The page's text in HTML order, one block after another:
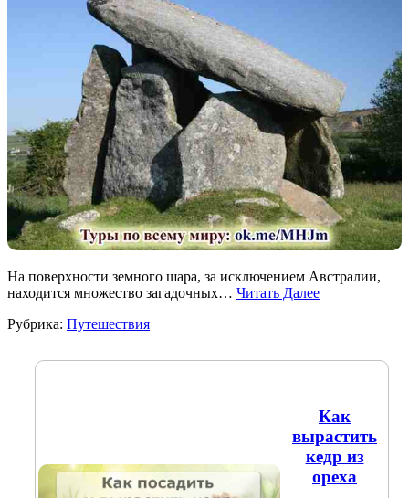
На поверхности земного шара, за исключением Австралии,
находится множество загадочных… Читать Далее
Рубрика: Путешествия
Как
вырастить
кедр из
ореха